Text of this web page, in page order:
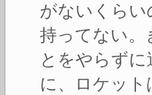
がないくらい
持ってない。
とをやらず
に、ロケッ